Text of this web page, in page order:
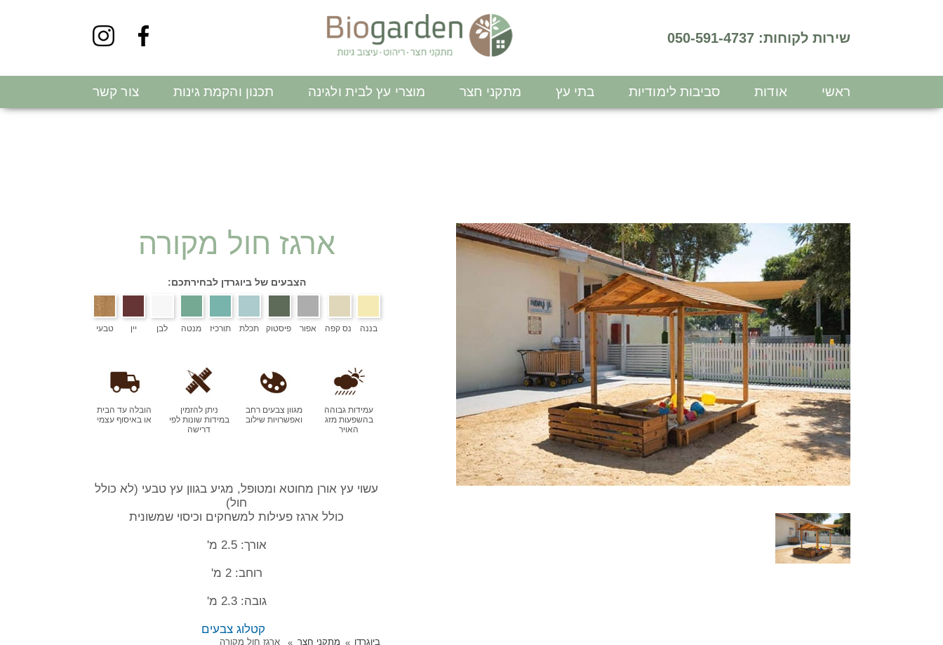
שירות לקוחות: 050-591-4737
ראשי אודות סביבות לימודיות בתי עץ מתקני חצר מוצרי עץ לבית ולגינה תכנון והקמת גינות צור קשר
ארגז חול מקורה
הצבעים של ביוגרדן לבחירתכם:
בננה נס קפה אפור פיסטוק תכלת תורכיז מנטה לבן יין טבעי
עמידות גבוהה
בהשפעות מזג
האויר
מגוון צבעים רחב
ואפשרויות שילוב
ניתן להזמין
במידות שונות לפי
דרישה
הובלה עד הבית
או באיסוף עצמי
עשוי עץ אורן מחוטא ומטופל, מגיע בגוון עץ טבעי (לא כולל
חול)
כולל ארגז פעילות למשחקים וכיסוי שמשונית
אורך: 2.5 מ'
רוחב: 2 מ'
גובה: 2.3 מ'
קטלוג צבעים
ביוגרדן מתקני חצר ארגז חול מקורה